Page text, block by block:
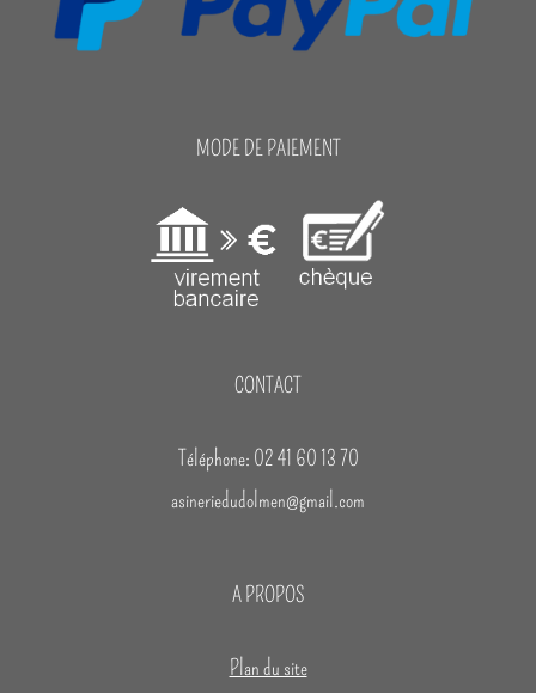
MODE DE PAIEMENT
CONTACT
Téléphone: 02 41 60 13 70
asineriedudolmen@gmail.com
A PROPOS
Plan du site